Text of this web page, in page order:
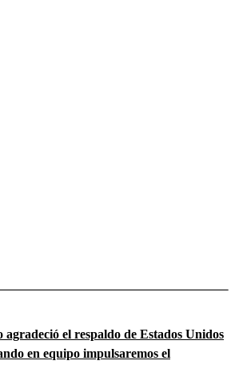
agradeció el respaldo de Estados Unidos
en equipo impulsaremos el